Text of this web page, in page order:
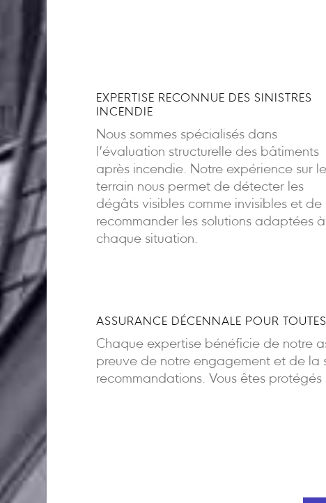
EXPERTISE RECONNUE DES SINISTRES
INCENDIE
Nous sommes spécialisés dans
l’évaluation structurelle des bâtiments
après incendie. Notre expérience sur le
terrain nous permet de détecter les
dégâts visibles comme invisibles et de
recommander les solutions adaptées à
chaque situation.
ASSURANCE DÉCENNALE POUR
Chaque expertise bénéficie de notre
preuve de notre engagement et de la
recommandations. Vous êtes protégés